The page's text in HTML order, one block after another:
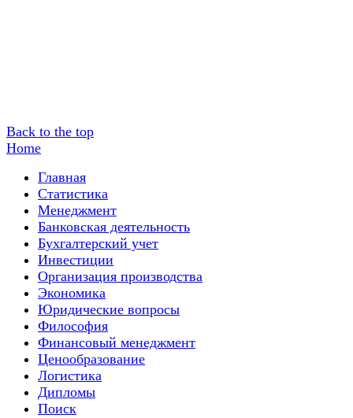
Back to the top
Home
Главная
Статистика
Менеджмент
Банковская деятельность
Бухгалтерский учет
Инвестиции
Организация производства
Экономика
Юридические вопросы
Философия
Финансовый менеджмент
Ценообразование
Логистика
Дипломы
Поиск